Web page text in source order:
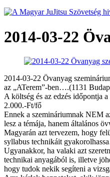
2014-03-22
2014-03-22 Övanyag
az „ATerem”-ben….(1131
A költség és az edzés időpontja
2.000.-Ft/fő
Ennek a szemináriumnak NEM
lesz a témája, hanem általános
Magyarán azt tervezem, hogy
syllabus technikáit
Ugyanakkor, ha valaki azt
technikai anyagából is, illetve
hogy tudok nekik segíteni a